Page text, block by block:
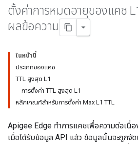
ตั้งค่าการหมดอายุของแคช
ผลข้อความ
ในหน้านี้
ประเภทของแคช
TTL สูงสุด L1
การตั้งค่า TTL สูงสุด L1
หลักเกณฑ์สำหรับการตั้งค่า Max L1 TTL
Apigee Edge ทำการแคชเพื่อความต่อเนื่
เมื่อได้รับข้อมูล API แล้ว ข้อมูลนั้นจะถูกจัด